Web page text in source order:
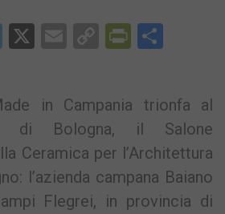
Telegram
X EmailCopy
in Campania trionfa al
di Bologna, il Salone
Ceramica per l’Architettura
l’azienda campana Baiano
Flegrei, in provincia di